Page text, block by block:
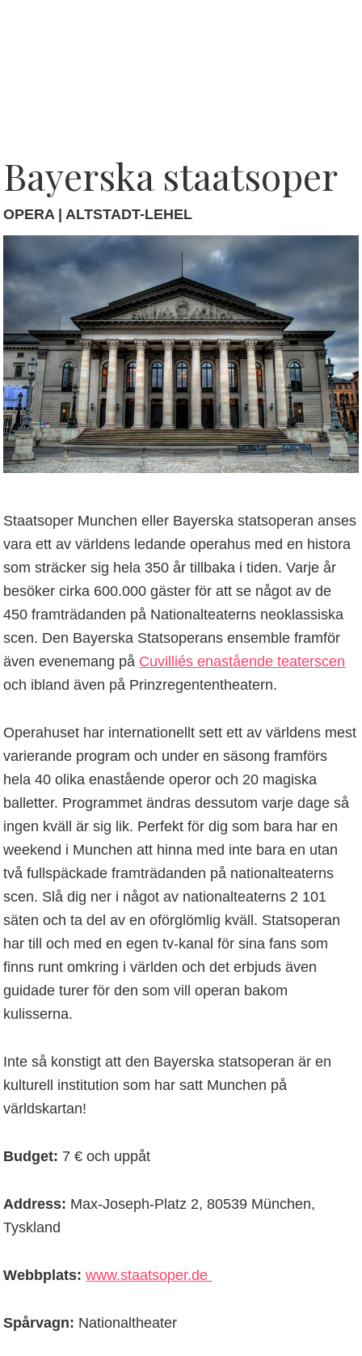
Bayerska staatsoper
OPERA | ALTSTADT-LEHEL
Staatsoper Munchen eller Bayerska statsoperan anses
vara ett av världens ledande operahus med en histora
som sträcker sig hela 350 år tillbaka i tiden. Varje år
besöker cirka 600.000 gäster för att se något av de
450 framträdanden på Nationalteaterns neoklassiska
scen. Den Bayerska Statsoperans ensemble framför
även evenemang på Cuvilliés enastående teaterscen
och ibland även på Prinzregententheatern.
Operahuset har internationellt sett ett av världens mest
varierande program och under en säsong framförs
hela 40 olika enastående operor och 20 magiska
balletter. Programmet ändras dessutom varje dage så
ingen kväll är sig lik. Perfekt för dig som bara har en
weekend i Munchen att hinna med inte bara en utan
två fullspäckade framträdanden på nationalteaterns
scen. Slå dig ner i något av nationalteaterns 2 101
säten och ta del av en oförglömlig kväll. Statsoperan
har till och med en egen tv-kanal för sina fans som
finns runt omkring i världen och det erbjuds även
guidade turer för den som vill operan bakom
kulisserna.
Inte så konstigt att den Bayerska statsoperan är en
kulturell institution som har satt Munchen på
världskartan!
Budget: 7 € och uppåt
Address: Max-Joseph-Platz 2, 80539 München,
Tyskland
Webbplats:www.staatsoper.de
Spårvagn: Nationaltheater